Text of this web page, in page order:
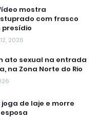
mostra
com frasco
2026
ato sexual na entrada
na Zona Norte do Rio
de laje e morre